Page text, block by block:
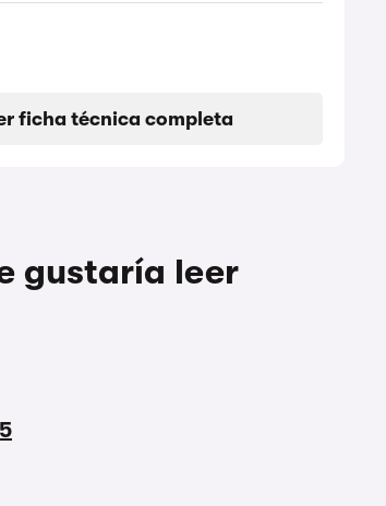
ficha técnica completa
gustaría leer